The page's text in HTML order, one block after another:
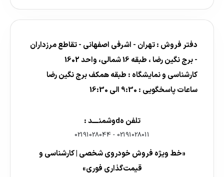
دفتر فروش : تهران - اشرفی اصفهانی - تقاطع مرزداران
- برج نگین رضا ، طبقه 16 شمالی، واحد 1602
کارشناسی و نمایشگاه : طبقه همکف برج نگین رضا
ساعات پاسخگویی : 9:30 الی 16:30
تلفن هdوشمنــــد :
02191028011
-
02191028044
«خط ویژه فروش خودروی شخصی | کارشناسی و
قیمت‌گذاری فوری»